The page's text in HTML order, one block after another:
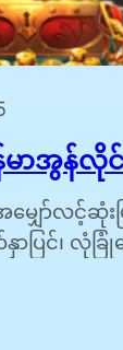
န်မာအွန်လို
ျှော်လင့်ဆုံး
ပြင်၊ လုံခြုံ